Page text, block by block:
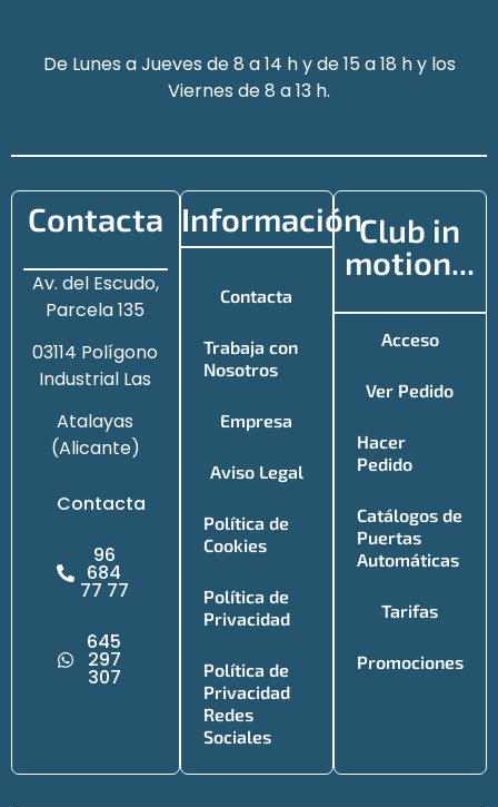
De Lunes a Jueves de 8 a 14 h y de 15 a 18 h y los
Viernes de 8 a 13 h.
Contacta
Av. del Escudo,
Parcela 135
03114 Polígono
Industrial Las
Atalayas
(Alicante)
Contacta
96
684
77 77
645
297
307
Información
Contacta
Trabaja con
Nosotros
Empresa
Aviso Legal
Política de
Cookies
Política de
Privacidad
Política de
Privacidad
Redes
Sociales
Club in
motion...
Acceso
Ver Pedido
Hacer
Pedido
Catálogos de
Puertas
Automáticas
Tarifas
Promociones